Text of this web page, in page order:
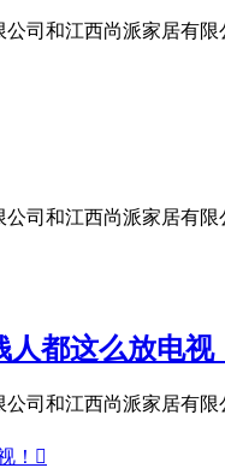
司和江西尚派家居有
司和江西尚派家居有
都这么放电视
司和江西尚派家居有
